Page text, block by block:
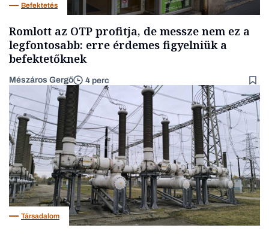
Befektetés
Romlott az OTP profitja, de messze nem ez a
legfontosabb: erre érdemes figyelniük a
befektetőknek
Mészáros Gergő 4 perc
Társadalom